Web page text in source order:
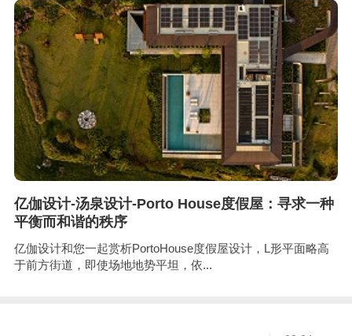
亿伽设计-汤泉设计-Porto House度假屋：寻求一种
平衡而和谐的秩序
亿伽设计和您一起赏析PortoHouse度假屋设计，L形平面略高
于前方街道，即使场地地势平坦，依...